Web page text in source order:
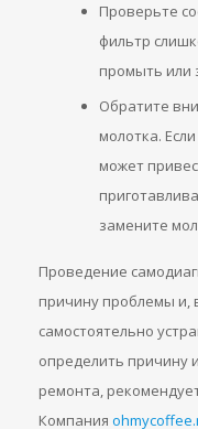
Проверьте
фильтр
промыть или
Обратите
молотка.
может
замените
Проведение
причину проблемы и,
самостоятельно
определить причину
ремонта,
Компания